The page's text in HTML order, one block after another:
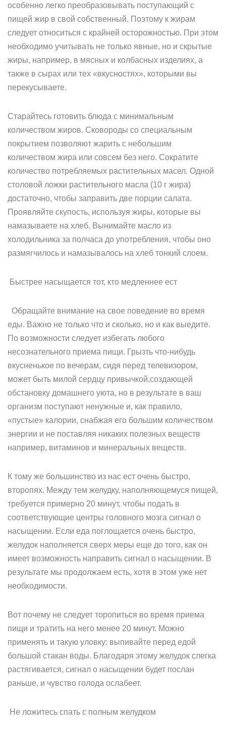
особенно легко преобразовывать поступающий с
пищей жир в свой собственный. Поэтому к жирам
следует относиться с крайней осторожностью. При этом
необходимо учитывать не только явные, но и скрытые
жиры, например, в мясных и колбасных изделиях, а
также в сырах или тех «вкусностях», которыми вы
перекусываете.
Старайтесь готовить блюда с минимальным
количеством жиров. Сковороды со специальным
покрытием позволяют жарить с небольшим
количеством жира или совсем без него. Сократите
количество потребляемых растительных масел. Одной
столовой ложки растительного масла (10 г жира)
достаточно, чтобы заправить две порции салата.
Проявляйте скупость, используя жиры, которые вы
намазываете на хлеб. Вынимайте масло из
холодильника за полчаса до употребления, чтобы оно
размягчилось и намазывалось на хлеб тонкий слоем.
Быстрее насыщается тот, кто медленнее ест
Обращайте внимание на свое поведение во время
еды. Важно не только что и сколько, но и как выедите.
По возможности следует избегать любого
несознательного приема пищи. Грызть что-нибудь
вкусненькое по вечерам, сидя перед телевизором,
может быть милой сердцу привычкой,создающей
обстановку домашнего уюта, но в результате в ваш
организм поступают ненужные и, как правило,
«пустые» калории, снабжая его большим количеством
энергии и не поставляя никаких полезных веществ
например, витаминов и минеральных веществ.
К тому же большинство из нас ест очень быстро,
второпях. Между тем желудку, наполняющемуся пищей,
требуется примерно 20 минут, чтобы подать в
соответствующие центры головного мозга сигнал о
насыщении. Если еда поглощается очень быстро,
желудок наполняется сверх меры еще до того, как он
имеет возможность направить сигнал о насыщении. В
результате мы продолжаем есть, хотя в этом уже нет
необходимости.
Вот почему не следует торопиться во время приема
пищи и тратить на него менее 20 минут. Можно
применять и такую уловку: выпивайте перед едой
большой стакан воды. Благодаря этому желудок слегка
растягивается, сигнал о насыщении будет послан
раньше, и чувство голода ослабеет.
Не ложитесь спать с полным желудком